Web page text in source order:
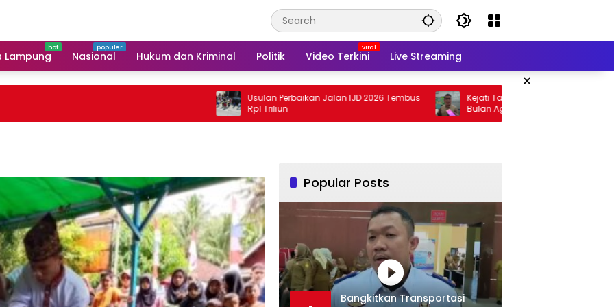
Lampung Nasional Hukum dan Kriminal Politik Video Terkini Live Streaming
×
Usulan Perbaikan Jalan IJD 2026 Tembus
Rp1 Triliun
Kejati Targetkan Berkas Arinal Rampung
Bulan Agustus
Popular Posts
Bangkitkan Transportasi